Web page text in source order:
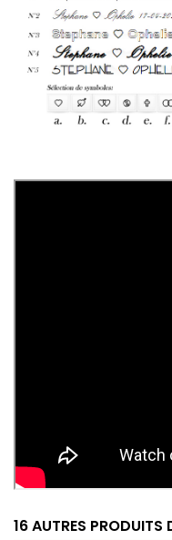
16 AUTRES PRODUITS